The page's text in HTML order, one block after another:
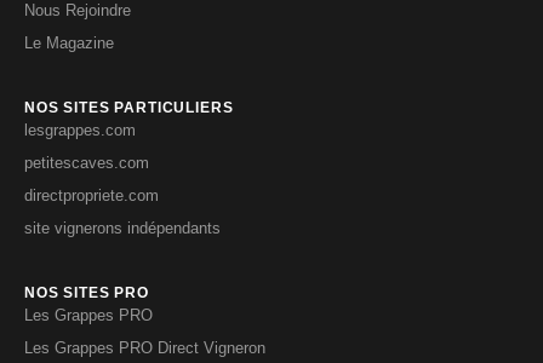
Nous Rejoindre
Le Magazine
NOS SITES PARTICULIERS
lesgrappes.com
petitescaves.com
directpropriete.com
site vignerons indépendants
NOS SITES PRO
Les Grappes PRO
Les Grappes PRO Direct Vigneron